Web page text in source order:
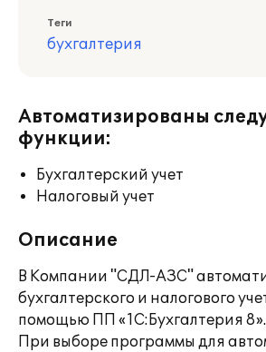
Теги
бухгалтерия
Автоматизированы
функции:
Бухгалтерский учет
Налоговый учет
Описание
В Компании "СДЛ-АЗС"
бухгалтерского и налогового
помощью ПП «1С:Бухгалтерия 8».
При выборе программы для